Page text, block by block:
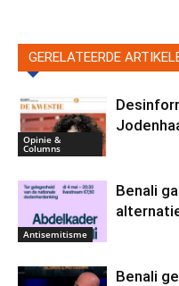
GERELATEERDE
Opinie &
Columns
Antisemitisme
Benali
Benali